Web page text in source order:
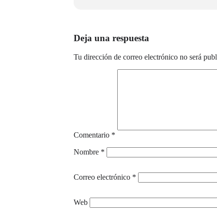
Deja una respuesta
Tu dirección de correo electrónico no será
Comentario *
Nombre *
Correo electrónico *
Web